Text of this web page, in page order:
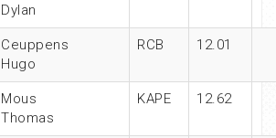
Dylan
Ceuppens
Hugo
RCB 12.01
Mous
Thomas
KAPE 12.62